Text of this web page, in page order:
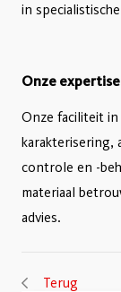
in
Onze expertise
Onze faciliteit in
karakterisering,
controle en -
materiaal
advies.
Terug